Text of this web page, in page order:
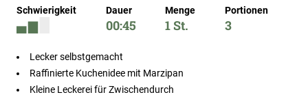
Bildergalerie
springen
Schwierigkeit Dauer
00:45
Menge
1 St.
Portionen
3
Lecker selbstgemacht
Raffinierte Kuchenidee mit Marzipan
Kleine Leckerei für Zwischendurch